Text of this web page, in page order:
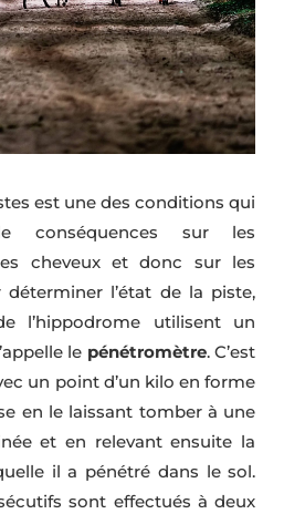
est une des conditions qui
sur les
cheveux et donc sur les
déterminer l’état de la piste,
l’hippodrome utilisent un
le pénétromètre. C’est
un point d’un kilo en forme
en le laissant tomber à une
et en relevant ensuite la
il a pénétré dans le sol.
sont effectués à deux